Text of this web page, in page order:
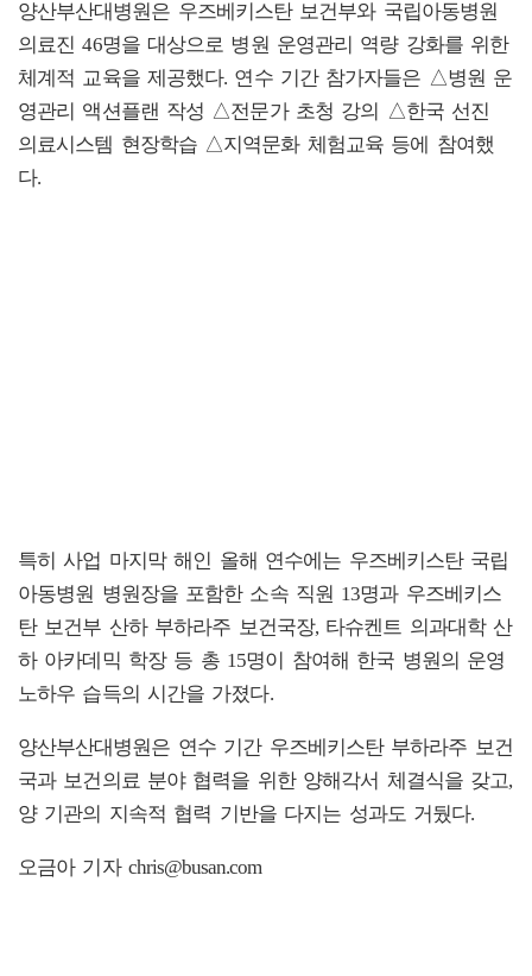
양산부산대병원은 우즈베키스탄 보건부와 국립아동병원
의료진 46명을 대상으로 병원 운영관리 역량 강화를 위한
체계적 교육을 제공했다. 연수 기간 참가자들은 △병원 운
영관리 액션플랜 작성 △전문가 초청 강의 △한국 선진
의료시스템 현장학습 △지역문화 체험교육 등에 참여했
다.
특히 사업 마지막 해인 올해 연수에는 우즈베키스탄 국립
아동병원 병원장을 포함한 소속 직원 13명과 우즈베키스
탄 보건부 산하 부하라주 보건국장, 타슈켄트 의과대학 산
하 아카데믹 학장 등 총 15명이 참여해 한국 병원의 운영
노하우 습득의 시간을 가졌다.
양산부산대병원은 연수 기간 우즈베키스탄 부하라주 보건
국과 보건의료 분야 협력을 위한 양해각서 체결식을 갖고,
양 기관의 지속적 협력 기반을 다지는 성과도 거뒀다.
오금아 기자 chris@busan.com